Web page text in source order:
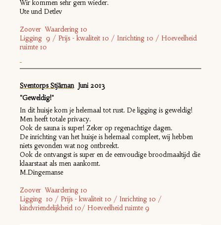
Wir kommen sehr gern wieder.
Ute und Detlev
Zoover Waardering 10
Ligging 9 / Prijs - kwaliteit 10 / Inrichting 10 / Hoeveelheid
ruimte 10
Sventorps Stjärnan Juni 2013
"Geweldig!"
In dit huisje kom je helemaal tot rust. De ligging is geweldig!
Men heeft totale privacy.
Ook de sauna is super! Zeker op regenachtige dagen.
De inrichting van het huisje is helemaal compleet, wij hebben
niets gevonden wat nog ontbreekt.
Ook de ontvangst is super en de eenvoudige broodmaaltijd die
klaarstaat als men aankomt.
M.Dingemanse
Zoover Waardering 10
Ligging 10 / Prijs - kwaliteit 10 / Inrichting 10 /
kindvriendelijkheid 10/ Hoeveelheid ruimte 9